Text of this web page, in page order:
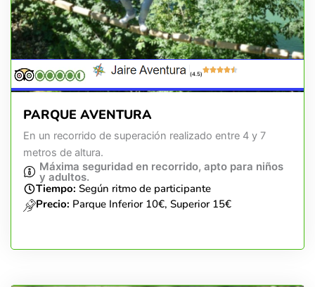
(4.5)
PARQUE AVENTURA
En un recorrido de superación realizado entre 4 y 7
metros de altura.
Máxima seguridad en recorrido, apto para niños
y adultos.
Tiempo: Según ritmo de participante
Precio: Parque Inferior 10€, Superior 15€